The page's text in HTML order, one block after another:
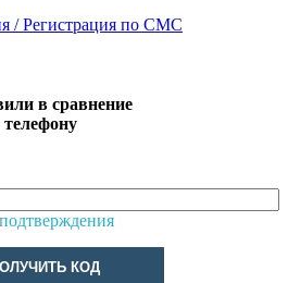
/ Регистрация по СМС
в сравнение
КОД